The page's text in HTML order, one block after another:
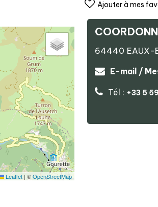
Ajouter à mes
64440 EAUX-
E-mail /
Tél : +33 5
Leaflet | ©OpenStreetMap